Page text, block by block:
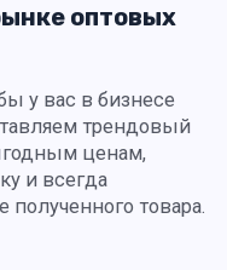
оптовых
у вас в бизнесе
трендовый
ценам,
и всегда
товара.